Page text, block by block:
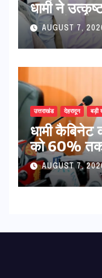
धामी ने
कारीगरों को
AUGUST 7,
उत्तराखंड देहरादून बड़ी
​धामी
को 60% तक
का हरिद्वार
AUGUST 7,